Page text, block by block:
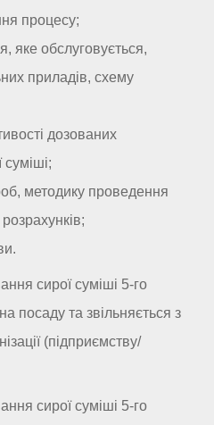
процесу;
яке обслуговується,
приладів, схему
дозованих
суміші;
методику проведення
сирої суміші 5-го
посаду та звільняється з
(підприємству/
сирої суміші 5-го